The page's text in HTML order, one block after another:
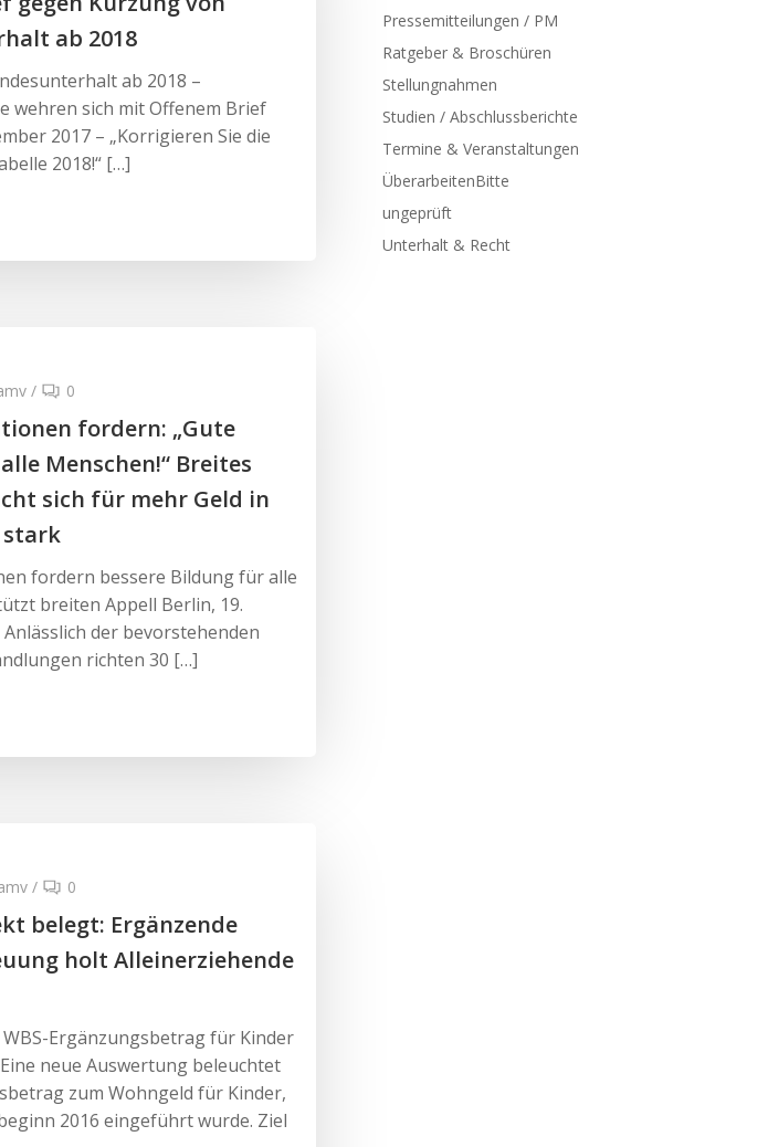
ab 2018
ab 2018 –
wehren sich mit Offenem Brief
2017 – „Korrigieren Sie die
2018!“ […]
/ 0
fordern: „Gute
Menschen!“ Breites
sich für mehr Geld in
stark
fordern bessere Bildung für alle
breiten Appell Berlin, 19.
der bevorstehenden
richten 30 […]
/ 0
belegt: Ergänzende
holt Alleinerziehende
Ergänzungsbetrag für Kinder
neue Auswertung beleuchtet
zum Wohngeld für Kinder,
2016 eingeführt wurde. Ziel
Pressemitteilungen / PM
Ratgeber & Broschüren
Stellungnahmen
Studien / Abschlussberichte
Termine & Veranstaltungen
ÜberarbeitenBitte
ungeprüft
Unterhalt & Recht